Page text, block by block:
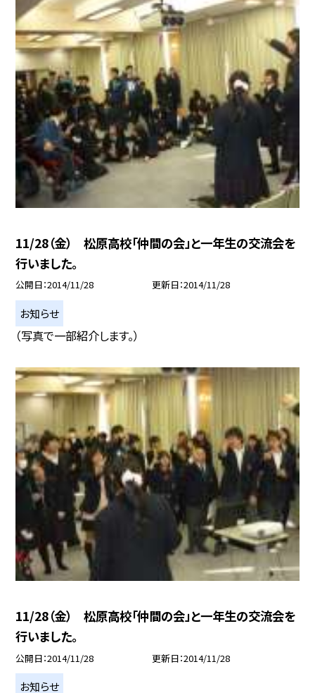
11/28（金） 松原高校「仲間の会」と一年生の交流会を
行いました。
公開日 2014/11/28 更新日 2014/11/28
お知らせ
（写真で一部紹介します。）
11/28（金） 松原高校「仲間の会」と一年生の交流会を
行いました。
公開日 2014/11/28 更新日 2014/11/28
お知らせ